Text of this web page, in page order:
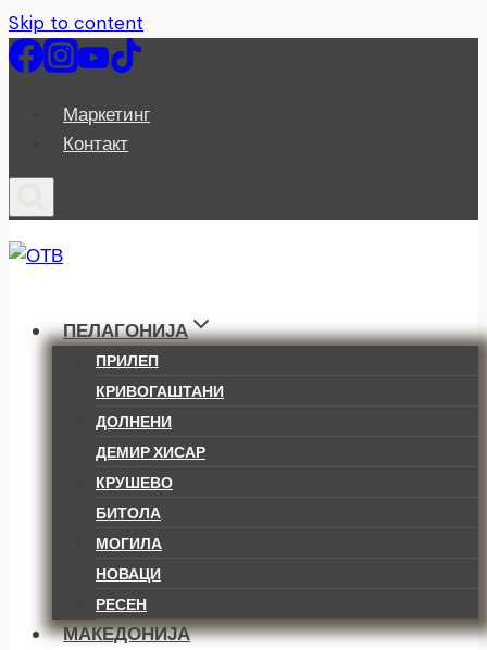
Skip to content
Маркетинг
Контакт
ПЕЛАГОНИЈА
ПРИЛЕП
КРИВОГАШТАНИ
ДОЛНЕНИ
ДЕМИР ХИСАР
КРУШЕВО
БИТОЛА
МОГИЛА
НОВАЦИ
РЕСЕН
МАКЕДОНИЈА